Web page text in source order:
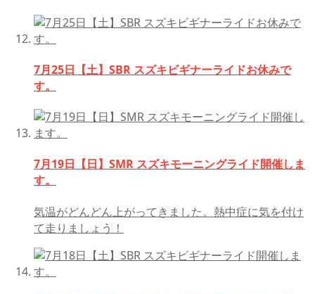
7月25日【土】SBR スズキビギナーライドお休みで
す。
7月19日【日】SMR スズキモーニングライド開催しま
す。
気温がどんどん上がってきました。熱中症に気を付け
て走りましょう！